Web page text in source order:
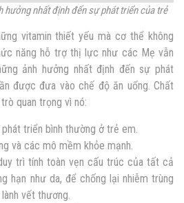
hưởng nhất định đến sự phát triển của trẻ
vitamin thiết yếu mà cơ thể không
năng hỗ trợ thị lực như các Mẹ vẫn
ảnh hưởng nhất định đến sự phát
được đưa vào chế độ ăn uống. Chất
quan trọng vì nó:
triển bình thường ở trẻ em.
và các mô mềm khỏe mạnh.
trì tính toàn vẹn cấu trúc của tất cả
hạn như da, để chống lại nhiễm trùng
vết thương.